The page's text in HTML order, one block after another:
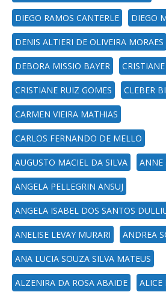
DIEGO RAMOS CANTERLE DIEGO
DENIS ALTIERI DE OLIVEIRA MORAES
DEBORA MISSIO BAYER
CRISTIANE RUIZ GOMES CLEBER
CARMEN VIEIRA MATHIAS
CARLOS FERNANDO DE MELLO
AUGUSTO MACIEL DA SILVA ANNE
ANGELA PELLEGRIN ANSUJ
ANGELA ISABEL DOS SANTOS
ANELISE LEVAY MURARI ANDREA
ANA LUCIA SOUZA SILVA MATEUS
ALZENIRA DA ROSA ABAIDE ALICE